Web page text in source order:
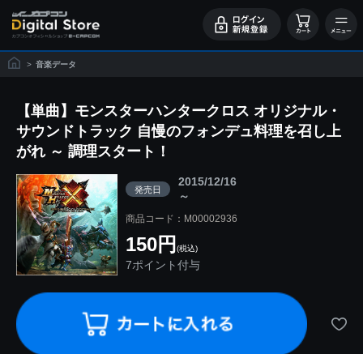
> 音楽データ
【単曲】モンスターハンタークロス オリジナル・
サウンドトラック 自慢のフォンデュ料理を召し上
がれ ～ 調理スタート！
発売日
2015/12/16
～
商品コード：M00002936
150円 (税込)
7ポイント付与